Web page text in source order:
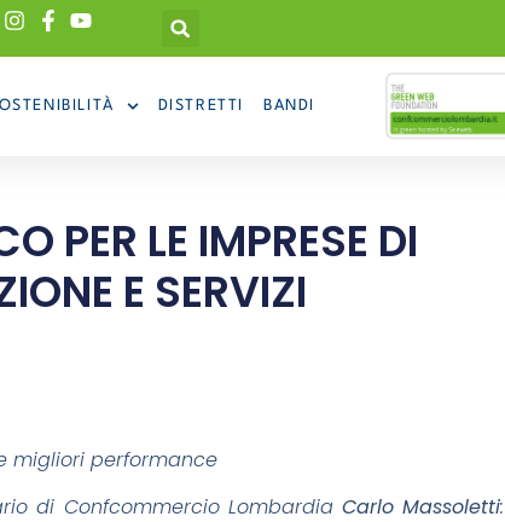
DISTRETTI BANDI
PER LE IMPRESE DI
E SERVIZI
migliori performance
di Confcommercio Lombardia Carlo Massoletti: